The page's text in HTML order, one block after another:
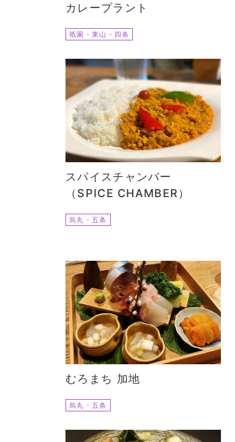
カレープラント
祇園・東山・四条
スパイスチャンバー
（SPICE CHAMBER）
烏丸・五条
むろまち 加地
烏丸・五条